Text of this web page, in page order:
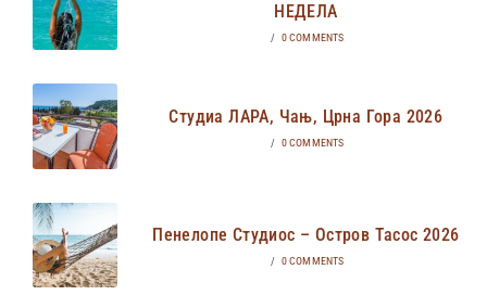
НЕДЕЛА
/ 0 COMMENTS
Студиа ЛАРА, Чањ, Црна Гора 2026
/ 0 COMMENTS
Пенелопе Студиос – Остров Тасос 2026
/ 0 COMMENTS